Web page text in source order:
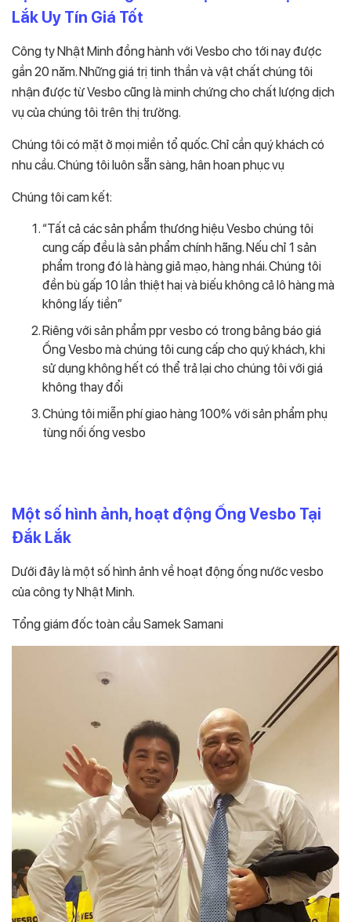
Lắk Uy Tín Giá Tốt
Công ty Nhật Minh đồng hành với Vesbo cho tới nay được
gần 20 năm. Những giá trị tinh thần và vật chất chúng tôi
nhận được từ Vesbo cũng là minh chứng cho chất lượng dịch
vụ của chúng tôi trên thị trường.
Chúng tôi có mặt ở mọi miền tổ quốc. Chỉ cần quý khách có
nhu cầu. Chúng tôi luôn sẵn sàng, hân hoan phục vụ
Chúng tôi cam kết:
“Tất cả các sản phẩm thương hiệu Vesbo chúng tôi
cung cấp đều là sản phẩm chính hãng. Nếu chỉ 1 sản
phẩm trong đó là hàng giả mạo, hàng nhái. Chúng tôi
đền bù gấp 10 lần thiệt haị và biếu không cả lô hàng mà
không lấy tiền”
Riêng với sản phẩm ppr vesbo có trong bảng báo giá
Ống Vesbo mà chúng tôi cung cấp cho quý khách, khi
sử dụng không hết có thể trả lại cho chúng tôi với giá
không thay đổi
Chúng tôi miễn phí giao hàng 100% với sản phẩm phụ
tùng nối ống vesbo
Một số hình ảnh, hoạt động Ống Vesbo Tại
Đắk Lắk
Dưới đây là một số hình ảnh về hoạt động ống nước vesbo
của công ty Nhật Minh.
Tổng giám đốc toàn cầu Samek Samani